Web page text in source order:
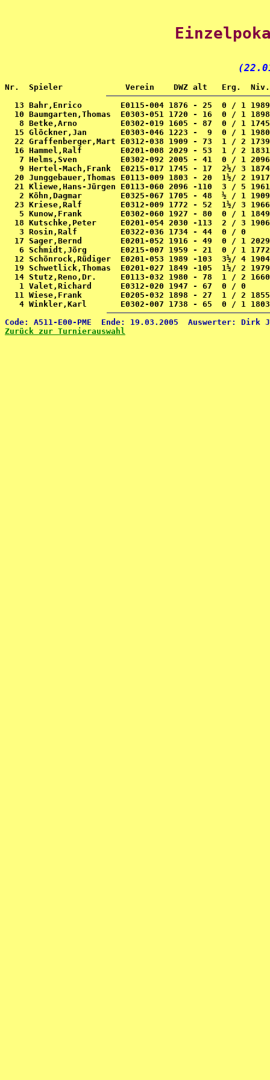
13 Bahr,Enrico        E0115-004 1876 - 25  0 / 1
10 Baumgarten,Thomas  E0303-051 1720 - 16  0 / 1
8 Betke,Arno         E0302-019 1605 - 87  0 / 1
15 Glöckner,Jan       E0303-046 1223 -  9  0 / 1
22 Graffenberger,Mart E0312-038 1909 - 73  1 / 2
16 Hammel,Ralf        E0201-008 2029 - 53  1 / 2
7 Helms,Sven         E0302-092 2005 - 41  0 / 1
9 Hertel-Mach,Frank  E0215-017 1745 - 17  2½/ 3
20 Junggebauer,Thomas E0113-009 1803 - 20  1½/ 2
21 Kliewe,Hans-Jürgen E0113-060 2096 -110  3 / 5
2 Köhn,Dagmar        E0325-067 1705 - 48  ½ / 1
23 Kriese,Ralf        E0312-009 1772 - 52  1½/ 3
5 Kunow,Frank        E0302-060 1927 - 80  0 / 1
18 Kutschke,Peter     E0201-054 2030 -113  2 / 3
3 Rosin,Ralf         E0322-036 1734 - 44  0 / 0
17 Sager,Bernd        E0201-052 1916 - 49  0 / 1
6 Schmidt,Jörg       E0215-007 1959 - 21  0 / 1
12 Schönrock,Rüdiger  E0201-053 1989 -103  3½/ 4
19 Schwetlick,Thomas  E0201-027 1849 -105  1½/ 2
14 Stutz,Reno,Dr.     E0113-032 1980 - 78  1 / 2
1 Valet,Richard      E0312-020 1947 - 67  0 / 0
11 Wiese,Frank        E0205-032 1898 - 27  1 / 2
Zurück zur Turnierauswahl